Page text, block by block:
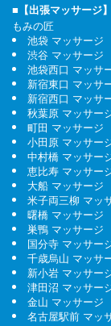
■【出張マッサージ
もみの匠
池袋 マッサージ
渋谷 マッサージ
池袋西口 マッサ
新宿東口 マッサ
新宿西口 マッサ
秋葉原 マッサー
町田 マッサージ
小田原 マッサー
中村橋 マッサー
恵比寿 マッサー
大船 マッサージ
米子両三柳 マッ
曙橋 マッサージ
巣鴨 マッサージ
国分寺 マッサー
千歳烏山 マッサ
新小岩 マッサー
津田沼 マッサー
金山 マッサージ
名古屋駅前 マッ